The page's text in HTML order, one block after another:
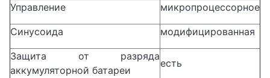
Управление микропроцессорное
Синусоида модифицированная
Защита от разряда
аккумуляторной батареи
есть